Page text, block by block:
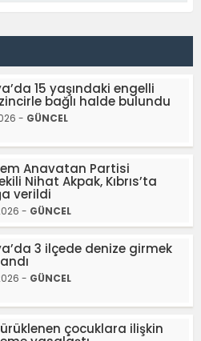
15 yaşındaki engelli
bağlı halde bulundu
- GÜNCEL
Anavatan Partisi
Nihat Akpak, Kıbrıs’ta
verildi
- GÜNCEL
3 ilçede denize girmek
- GÜNCEL
çocuklara ilişkin